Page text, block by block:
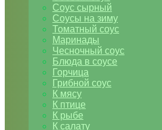
Соус сырный
Соусы на зиму
Томатный соус
Маринады
Чесночный соус
Блюда в соусе
Горчица
Грибной соус
К мясу
К птице
К рыбе
К салату